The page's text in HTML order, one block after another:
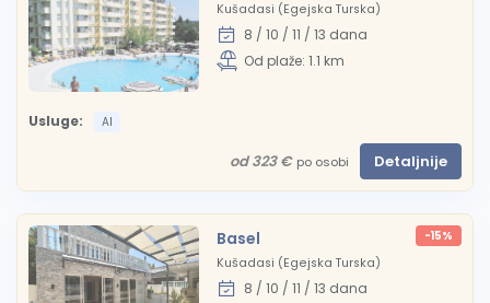
Kušadasi (Egejska Turska)
8 / 10 / 11 / 13 dana
Od plaže: 1.1 km
Usluge: AI
od 323 € po osobi Detaljnije
Basel -15%
Kušadasi (Egejska Turska)
8 / 10 / 11 / 13 dana